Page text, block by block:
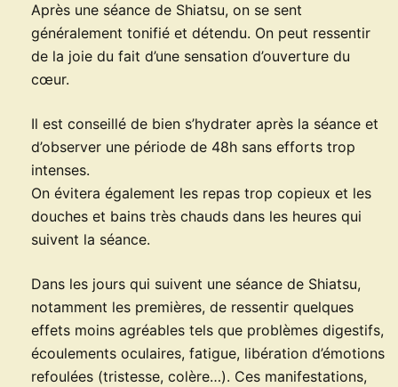
Après une séance de Shiatsu, on se sent
généralement tonifié et détendu. On peut ressentir
de la joie du fait d’une sensation d’ouverture du
cœur.
Il est conseillé de bien s’hydrater après la séance et
d’observer une période de 48h sans efforts trop
intenses.
On évitera également les repas trop copieux et les
douches et bains très chauds dans les heures qui
suivent la séance.
Dans les jours qui suivent une séance de Shiatsu,
notamment les premières, de ressentir quelques
effets moins agréables tels que problèmes digestifs,
écoulements oculaires, fatigue, libération d’émotions
refoulées (tristesse, colère…). Ces manifestations,